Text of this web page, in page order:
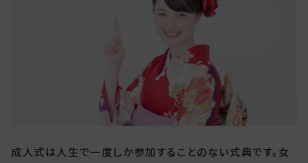
成人式は人生で一度しか参加することのない式典です。女